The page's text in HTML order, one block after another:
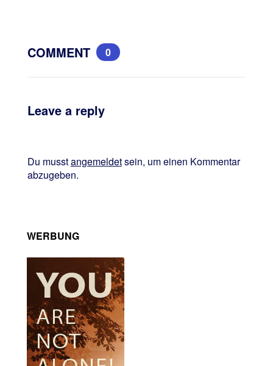
COMMENT 0
Leave a reply
Du musstangemeldetsein, um einen Kommentar
abzugeben.
WERBUNG